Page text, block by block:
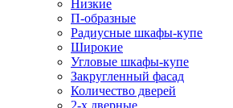
Низкие
П-образные
Радиусные шкафы-купе
Широкие
Угловые шкафы-купе
Закругленный фасад
Количество дверей
2-х дверные